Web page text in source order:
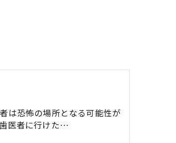
は恐怖の場所となる可能性が
医者に行けた…